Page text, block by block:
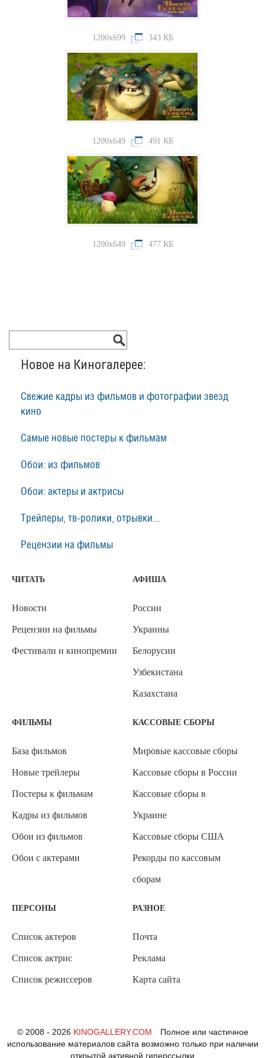
1200x699 343 КБ
1200x649 491 КБ
1200x649 477 КБ
Новое на Киногалерее:
Свежие кадры из фильмов и фотографии звезд
кино
Самые новые постеры к фильмам
Обои: из фильмов
Обои: актеры и актрисы
Трейлеры, тв-ролики, отрывки...
Рецензии на фильмы
ЧИТАТЬ
Новости
Рецензии на фильмы
Фестивали и кинопремии
АФИША
России
Украины
Белорусии
Узбекистана
Казахстана
ФИЛЬМЫ
База фильмов
Новые трейлеры
Постеры к фильмам
Кадры из фильмов
Обои из фильмов
Обои с актерами
КАССОВЫЕ СБОРЫ
Мировые кассовые сборы
Кассовые сборы в России
Кассовые сборы в
Украине
Кассовые сборы США
Рекорды по кассовым
сборам
ПЕРСОНЫ
Список актеров
Список актрис
Список режиссеров
РАЗНОЕ
Почта
Реклама
Карта сайта
© 2008 - 2026 KINOGALLERY.COM
Полное или частичное
использование материалов сайта возможно только при наличии
открытой активной гиперссылки